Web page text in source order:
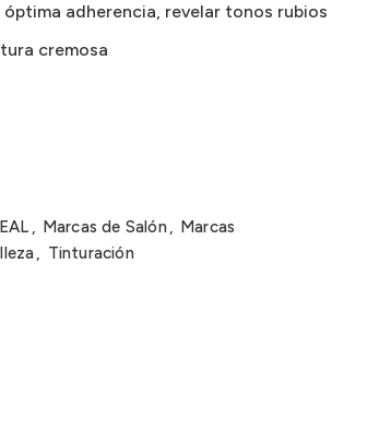
adherencia, revelar tonos rubios
cremosa
, Marcas de Salón, Marcas
, Tinturación